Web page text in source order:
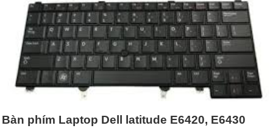
Bàn phím Laptop Dell latitude E6420, E6430